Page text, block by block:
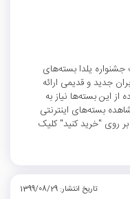
یلدا بسته‌های
جدید و قدیمی ارائه
این بسته‌ها نیاز به
بسته‌های اینترنتی
روی "خرید کنید" کلیک
تاریخ انتشار: 1399/08/29